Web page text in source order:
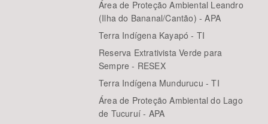
Área de Proteção Ambiental Leandro
(Ilha do Bananal/Cantão) - APA
Terra Indígena Kayapó - TI
Reserva Extrativista Verde para
Sempre - RESEX
Terra Indígena Mundurucu - TI
Área de Proteção Ambiental do Lago
de Tucuruí - APA